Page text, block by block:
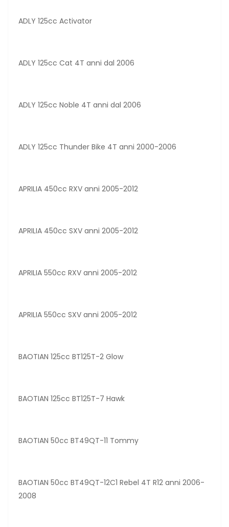
ADLY 125cc Activator
ADLY 125cc Cat 4T anni dal 2006
ADLY 125cc Noble 4T anni dal 2006
ADLY 125cc Thunder Bike 4T anni 2000-2006
APRILIA 450cc RXV anni 2005-2012
APRILIA 450cc SXV anni 2005-2012
APRILIA 550cc RXV anni 2005-2012
APRILIA 550cc SXV anni 2005-2012
BAOTIAN 125cc BT125T-2 Glow
BAOTIAN 125cc BT125T-7 Hawk
BAOTIAN 50cc BT49QT-11 Tommy
BAOTIAN 50cc BT49QT-12C1 Rebel 4T R12 anni 2006-
2008